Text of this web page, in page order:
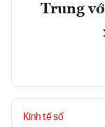
Trung
Kinh tế số